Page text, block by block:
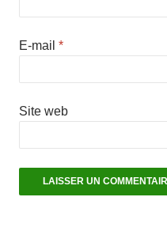
E-mail *
Site web